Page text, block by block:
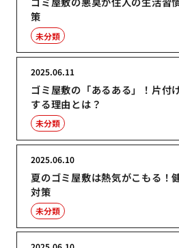
策
未分類
ゴミ屋敷の「あるある」！片付
する理由とは？
2025.06.11
未分類
夏のゴミ屋敷は熱気がこもる！
対策
2025.06.10
未分類